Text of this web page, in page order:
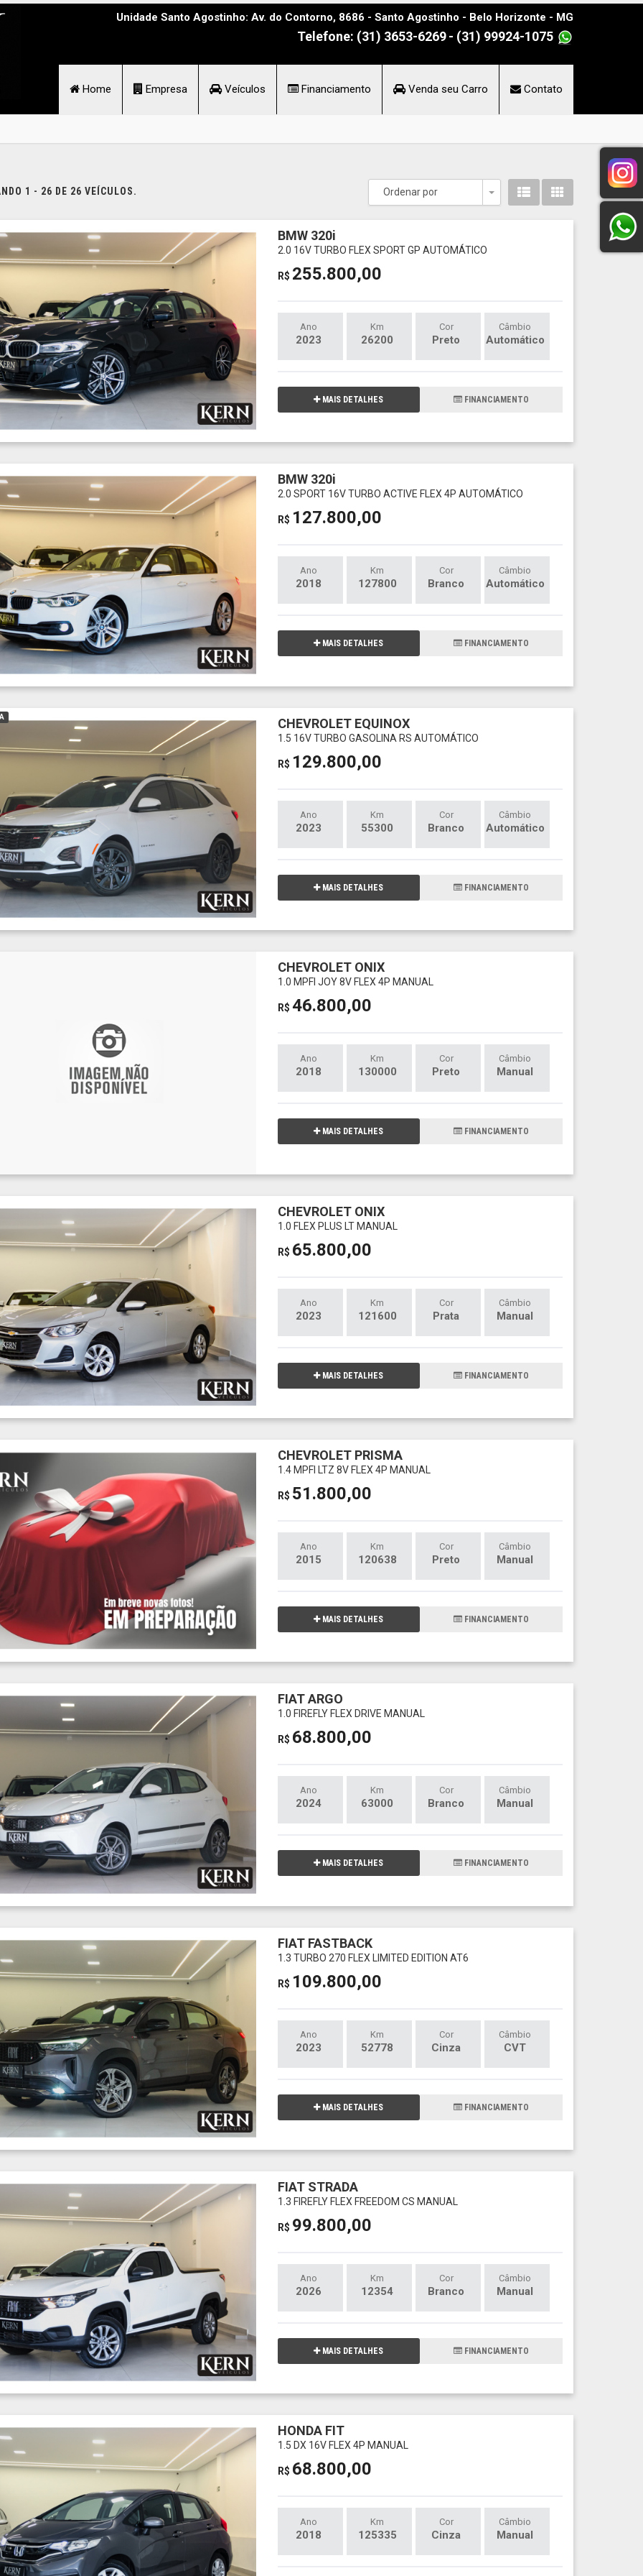
Unidade Santo Agostinho: Av. do Contorno, 8686 - Santo Agostinho - Belo Horizonte - MG
Telefone: (31) 3653-6269- (31) 99924-1075
Home Empresa Veículos Financiamento Venda seu Carro Contato
1 - 26 DE 26 VEÍCULOS. Ordenar por
Toggle Dropdown
BMW 320i
2.0 16V TURBO FLEX SPORT GP AUTOMÁTICO
R$ 255.800,00
Ano
2023
Km
26200
Cor
Preto
Câmbio
Automático
MAIS DETALHES FINANCIAMENTO
BMW 320i
2.0 SPORT 16V TURBO ACTIVE FLEX 4P AUTOMÁTICO
R$ 127.800,00
Ano
2018
Km
127800
Cor
Branco
Câmbio
Automático
MAIS DETALHES FINANCIAMENTO
CHEVROLET EQUINOX
1.5 16V TURBO GASOLINA RS AUTOMÁTICO
R$ 129.800,00
Ano
2023
Km
55300
Cor
Branco
Câmbio
Automático
MAIS DETALHES FINANCIAMENTO
CHEVROLET ONIX
1.0 MPFI JOY 8V FLEX 4P MANUAL
R$ 46.800,00
Ano
2018
Km
130000
Cor
Preto
Câmbio
Manual
MAIS DETALHES FINANCIAMENTO
CHEVROLET ONIX
1.0 FLEX PLUS LT MANUAL
R$ 65.800,00
Ano
2023
Km
121600
Cor
Prata
Câmbio
Manual
MAIS DETALHES FINANCIAMENTO
CHEVROLET PRISMA
1.4 MPFI LTZ 8V FLEX 4P MANUAL
R$ 51.800,00
Ano
2015
Km
120638
Cor
Preto
Câmbio
Manual
MAIS DETALHES FINANCIAMENTO
FIAT ARGO
1.0 FIREFLY FLEX DRIVE MANUAL
R$ 68.800,00
Ano
2024
Km
63000
Cor
Branco
Câmbio
Manual
MAIS DETALHES FINANCIAMENTO
FIAT FASTBACK
1.3 TURBO 270 FLEX LIMITED EDITION AT6
R$ 109.800,00
Ano
2023
Km
52778
Cor
Cinza
Câmbio
CVT
MAIS DETALHES FINANCIAMENTO
FIAT STRADA
1.3 FIREFLY FLEX FREEDOM CS MANUAL
R$ 99.800,00
Ano
2026
Km
12354
Cor
Branco
Câmbio
Manual
MAIS DETALHES FINANCIAMENTO
HONDA FIT
1.5 DX 16V FLEX 4P MANUAL
R$ 68.800,00
Ano
2018
Km
125335
Cor
Cinza
Câmbio
Manual